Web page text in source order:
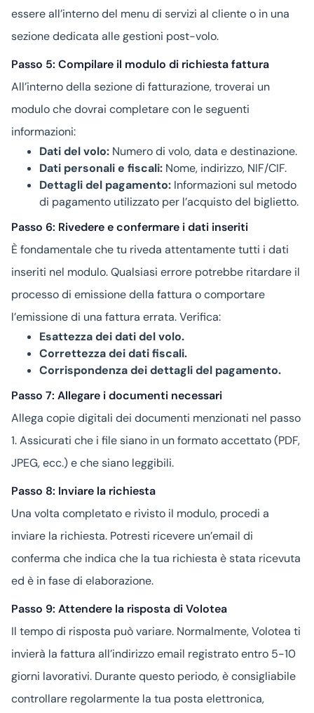
essere all’interno del menu di servizi al cliente o in una
sezione dedicata alle gestioni post-volo.
Passo 5: Compilare il modulo di richiesta fattura
All’interno della sezione di fatturazione, troverai un
modulo che dovrai completare con le seguenti
informazioni:
Dati del volo: Numero di volo, data e destinazione.
Dati personali e fiscali: Nome, indirizzo, NIF/CIF.
Dettagli del pagamento: Informazioni sul metodo
di pagamento utilizzato per l’acquisto del biglietto.
Passo 6: Rivedere e confermare i dati inseriti
È fondamentale che tu riveda attentamente tutti i dati
inseriti nel modulo. Qualsiasi errore potrebbe ritardare il
processo di emissione della fattura o comportare
l’emissione di una fattura errata. Verifica:
Esattezza dei dati del volo.
Correttezza dei dati fiscali.
Corrispondenza dei dettagli del pagamento.
Passo 7: Allegare i documenti necessari
Allega copie digitali dei documenti menzionati nel passo
1. Assicurati che i file siano in un formato accettato (PDF,
JPEG, ecc.) e che siano leggibili.
Passo 8: Inviare la richiesta
Una volta completato e rivisto il modulo, procedi a
inviare la richiesta. Potresti ricevere un’email di
conferma che indica che la tua richiesta è stata ricevuta
ed è in fase di elaborazione.
Passo 9: Attendere la risposta di Volotea
Il tempo di risposta può variare. Normalmente, Volotea ti
invierà la fattura all’indirizzo email registrato entro 5-10
giorni lavorativi. Durante questo periodo, è consigliabile
controllare regolarmente la tua posta elettronica,